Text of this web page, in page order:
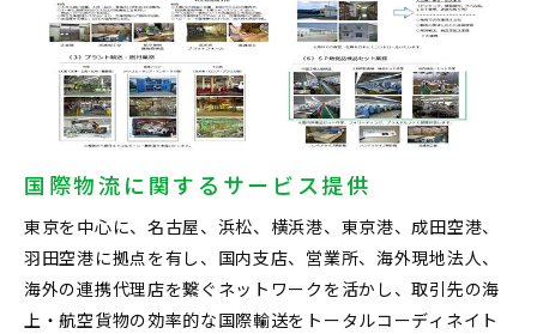
国際物流に関するサービス提供
東京を中心に、名古屋、浜松、横浜港、東京港、成田空港、
羽田空港に拠点を有し、国内支店、営業所、海外現地法人、
海外の連携代理店を繋ぐネットワークを活かし、取引先の海
上・航空貨物の効率的な国際輸送をトータルコーディネイト